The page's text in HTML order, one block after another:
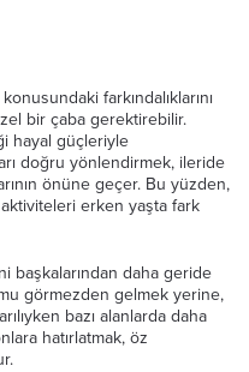
farkındalıklarını
bir çaba gerektirebilir.
hayal güçleriyle
doğru yönlendirmek, ileride
önüne geçer. Bu yüzden,
aktiviteleri erken yaşta fark
başkalarından daha geride
görmezden gelmek yerine,
bazı alanlarda daha
hatırlatmak, öz